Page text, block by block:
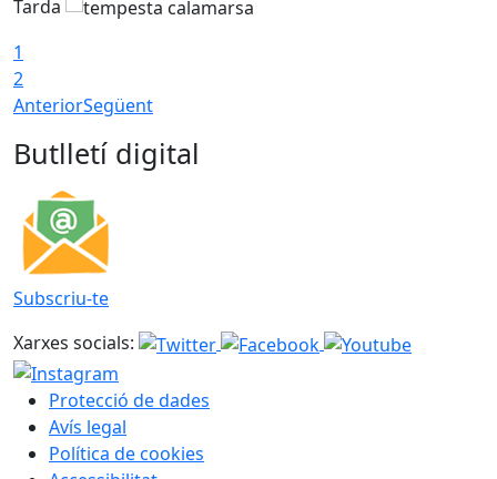
Tarda
1
2
AnteriorSegüent
Butlletí digital
Subscriu-te
Xarxes socials:
Protecció de dades
Avís legal
Política de cookies